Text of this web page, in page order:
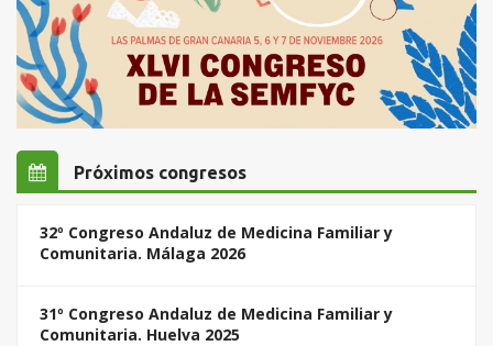
Próximos congresos
32º Congreso Andaluz de Medicina Familiar y
Comunitaria. Málaga 2026
31º Congreso Andaluz de Medicina Familiar y
Comunitaria. Huelva 2025